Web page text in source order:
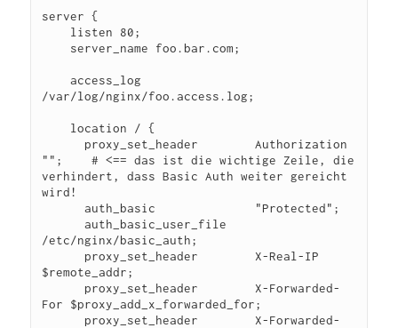
server {
    access_log
/var/log/nginx/foo.access.log;
"";    # <== das ist die wichtige Zeile, die
verhindert, dass Basic Auth weiter gereicht
wird!
      auth_basic              "Protected";
      auth_basic_user_file
/etc/nginx/basic_auth;
$remote_addr;
For $proxy_add_x_forwarded_for;